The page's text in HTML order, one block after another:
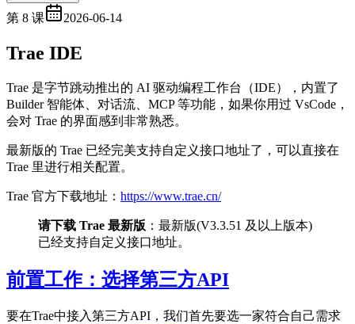
第 8 课 2026-06-14
Trae IDE
Trae 是字节跳动推出的 AI 驱动编程工作台（IDE），内置了
Builder 智能体、对话流、MCP 等功能，如果你用过 VsCode，
会对 Trae 的界面感到非常熟悉。
最新版的 Trae 已经完美支持自定义接口地址了，可以直接在
Trae 里进行相关配置。
Trae 官方下载地址： https://www.trae.cn/
请下载 Trae 最新版 ：最新版(V3.3.51 及以上版本)
已经支持自定义接口地址。
前置工作：选择第三方API
要在Trae中接入第三方API，我们首先要选一家符合自己需求